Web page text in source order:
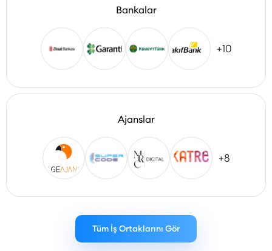
Bankalar
+10
Ajanslar
+8
Tüm İş Ortaklarını Gör